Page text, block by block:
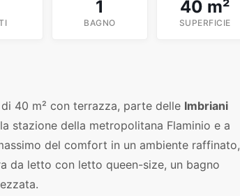
1
BAGNO
40 m²
SUPERFICIE
40 m² con terrazza, parte delle Imbriani
stazione della metropolitana Flaminio e a
del comfort in un ambiente raffinato,
da letto con letto queen-size, un bagno